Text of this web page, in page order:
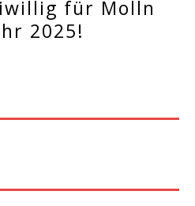
für Molln
2025!